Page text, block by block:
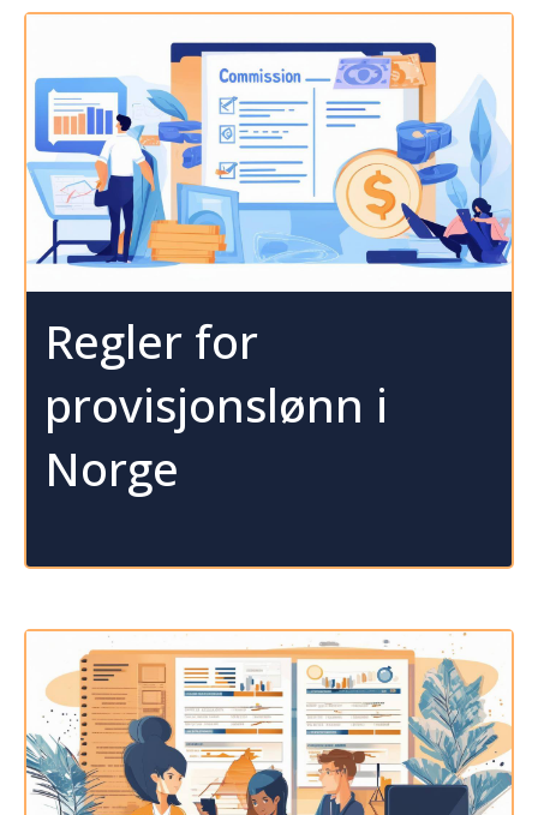
Regler for
provisjonslønn i
Norge